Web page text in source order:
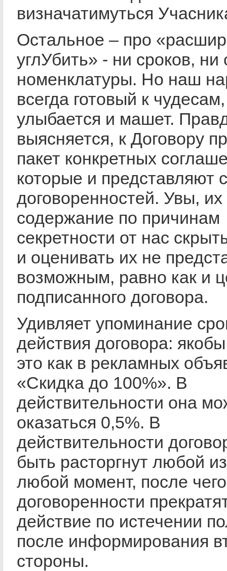
визначатимуться
Остальное – про
углУбить» - ни сроков,
номенклатуры. Но наш
всегда готовый к
улыбается и машет.
выясняется, к Договору
пакет конкретных
которые и представляют
договоренностей. Увы, их
содержание по причинам
секретности от нас
и оценивать их не
возможным, равно как и
подписанного договора.
Удивляет упоминание
действия договора:
это как в рекламных
«Скидка до 100%». В
действительности она
оказаться 0,5%. В
действительности
быть расторгнут любой
любой момент, после чего
договоренности
действие по истечении
после информирования
стороны.